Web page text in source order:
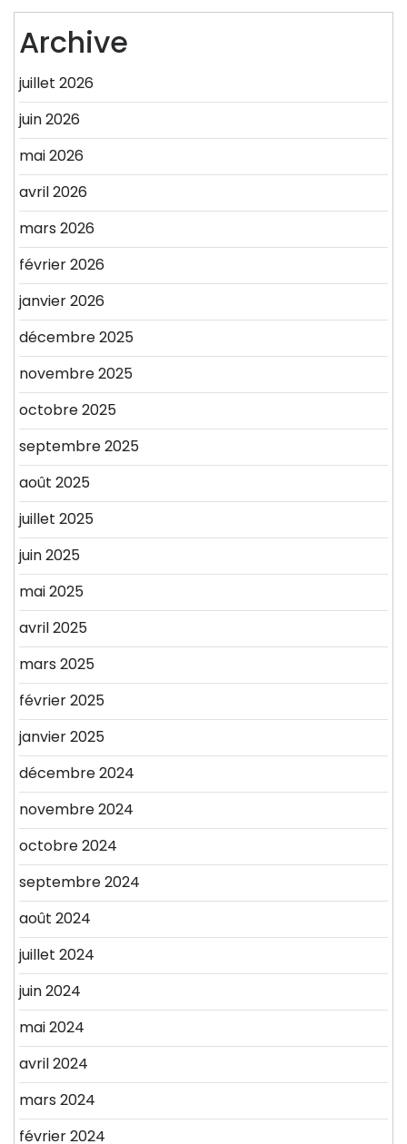
Archive
juillet 2026
juin 2026
mai 2026
avril 2026
mars 2026
février 2026
janvier 2026
décembre 2025
novembre 2025
octobre 2025
septembre 2025
août 2025
juillet 2025
juin 2025
mai 2025
avril 2025
mars 2025
février 2025
janvier 2025
décembre 2024
novembre 2024
octobre 2024
septembre 2024
août 2024
juillet 2024
juin 2024
mai 2024
avril 2024
mars 2024
février 2024